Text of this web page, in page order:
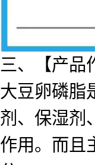
三、【产品
大豆卵磷脂
剂、保湿剂
作用。而且